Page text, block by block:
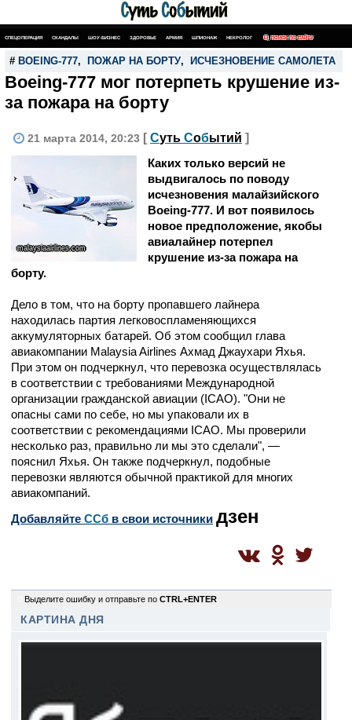
СПЕЦОПЕРАЦИЯ СКАНДАЛЫ ШОУ-БИЗНЕС ЗДОРОВЬЕ АРМИЯ ШПИОНАЖ НЕКРОЛОГ ПОИСК ПО САЙТУ
# BOEING-777, ПОЖАР НА БОРТУ, ИСЧЕЗНОВЕНИЕ САМОЛЕТА
Boeing-777 мог потерпеть крушение из-
за пожара на борту
21 марта 2014, 20:23 [ Суть Событий ]
malaysiaairlines.com
Каких только версий не
выдвигалось по поводу
исчезновения малайзийского
Boeing-777. И вот появилось
новое предположение, якобы
авиалайнер потерпел
крушение из-за пожара на
борту.
Дело в том, что на борту пропавшего лайнера
находилась партия легковоспламеняющихся
аккумуляторных батарей. Об этом сообщил глава
авиакомпании Malaysia Airlines Ахмад Джаухари Яхья.
При этом он подчеркнул, что перевозка осуществлялась
в соответствии с требованиями Международной
организации гражданской авиации (ICAO). "Они не
опасны сами по себе, но мы упаковали их в
соответствии с рекомендациями ICAO. Мы проверили
несколько раз, правильно ли мы это сделали", —
пояснил Яхья. Он также подчеркнул, подобные
перевозки являются обычной практикой для многих
авиакомпаний.
Добавляйте CСб в свои источники дзен
Выделите ошибку и отправьте по CTRL+ENTER
КАРТИНА ДНЯ